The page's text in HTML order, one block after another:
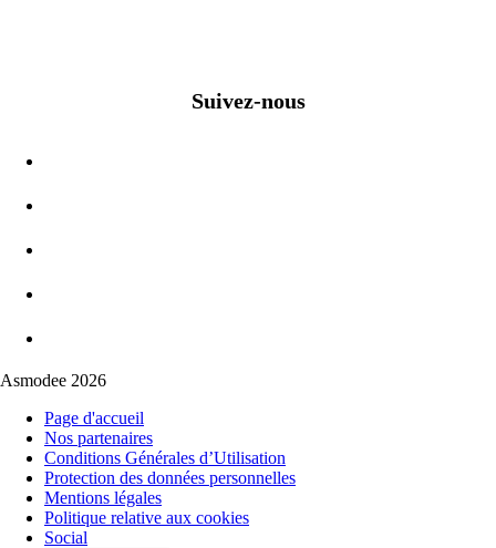
Suivez-nous
Asmodee 2026
Page d'accueil
Nos partenaires
Conditions Générales d’Utilisation
Protection des données personnelles
Mentions légales
Politique relative aux cookies
Social